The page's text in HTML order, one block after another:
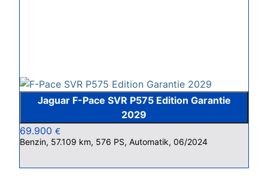
Jaguar F-Pace SVR P575 Edition Garantie
2029
69.900 €
Benzin, 57.109 km, 576 PS, Automatik, 06/2024